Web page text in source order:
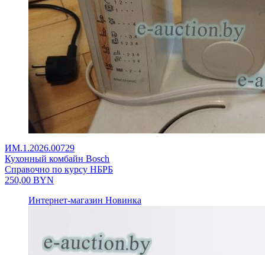
ИМ.1.2026.00729
Кухонный комбайн Bosch
Справочно по курсу НБРБ
250,00 BYN
Интернет-магазин Новинка